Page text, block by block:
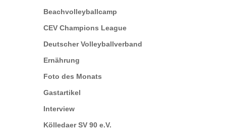
Beachvolleyballcamp
CEV Champions League
Deutscher Volleyballverband
Ernährung
Foto des Monats
Gastartikel
Interview
Kölledaer SV 90 e.V.